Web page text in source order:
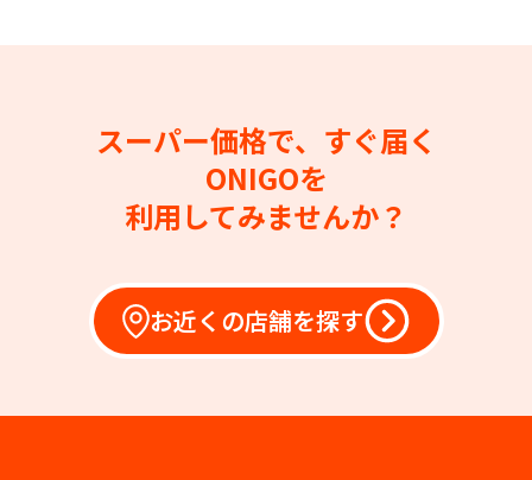
スーパー価格で、すぐ届く
ONIGOを
利用してみませんか？
お近くの店舗を探す